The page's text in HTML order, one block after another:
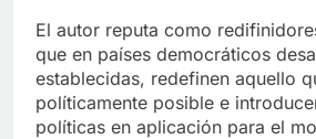
El autor reputa como
que en países democráticos
establecidas, redefinen aquello
políticamente posible e
políticas en aplicación para el